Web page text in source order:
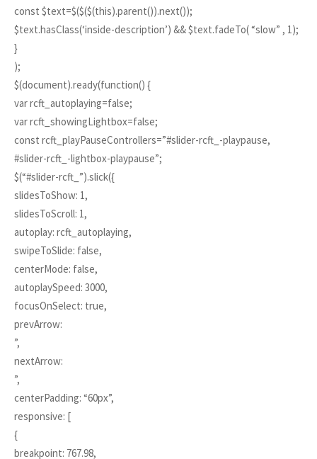
const $text=$($($(this).parent()).next());
$text.hasClass(‘inside-description’) && $text.fadeTo( “slow” , 1);
}
);
$(document).ready(function() {
var rcft_autoplaying=false;
var rcft_showingLightbox=false;
const rcft_playPauseControllers=”#slider-rcft_-playpause,
#slider-rcft_-lightbox-playpause”;
$(“#slider-rcft_”).slick({
slidesToShow: 1,
slidesToScroll: 1,
autoplay: rcft_autoplaying,
swipeToSlide: false,
centerMode: false,
autoplaySpeed: 3000,
focusOnSelect: true,
prevArrow:
”,
nextArrow:
”,
centerPadding: “60px”,
responsive: [
{
breakpoint: 767.98,